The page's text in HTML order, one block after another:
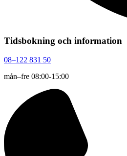
Tidsbokning och information
08–122 831 50
mån–fre 08:00-15:00